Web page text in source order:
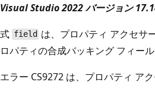
Visual Studio 2022 バージョン
式 field は、プロパティ アクセサ
ロパティの合成バッキング フィール
エラー CS9272 は、プロパティ ア